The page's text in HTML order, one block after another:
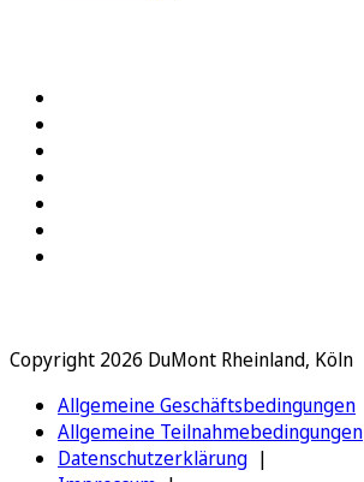
Copyright 2026 DuMont Rheinland, Köln
Allgemeine Geschäftsbedingungen
Allgemeine Teilnahmebedingungen
Datenschutzerklärung